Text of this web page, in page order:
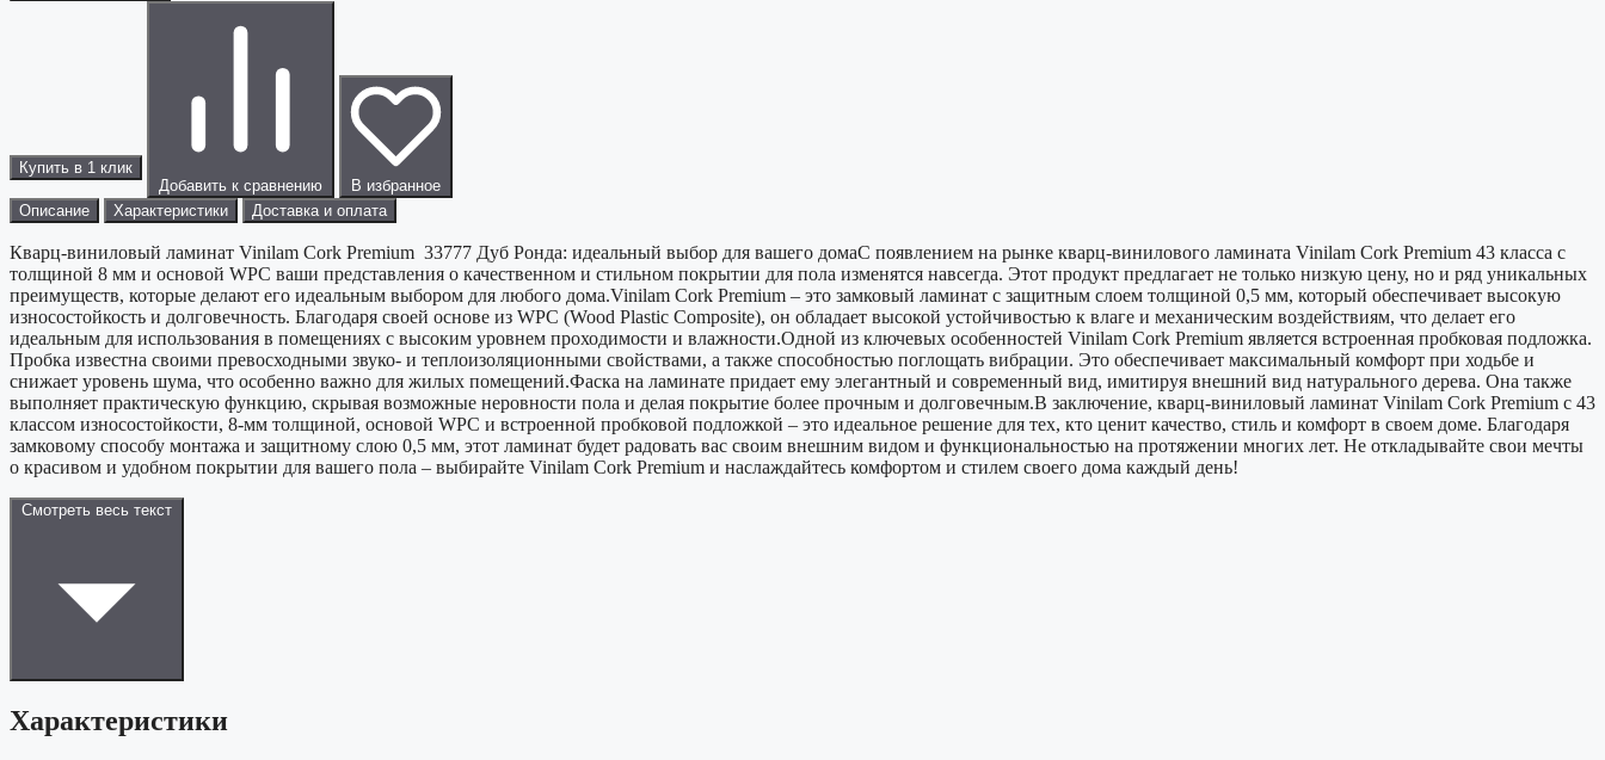
Купить в 1 клик
Добавить к сравнению
В избранное
Описание
Характеристики Доставка и оплата
Кварц-виниловый ламинат Vinilam Cork Premium 33777 Дуб Ронда: идеальный выбор для вашего домаС появлением на рынке кварц-винилового ламината Vinilam Cork Premium 43 класса с
толщиной 8 мм и основой WPC ваши представления о качественном и стильном покрытии для пола изменятся навсегда. Этот продукт предлагает не только низкую цену, но и ряд уникальных
преимуществ, которые делают его идеальным выбором для любого дома.Vinilam Cork Premium – это замковый ламинат с защитным слоем толщиной 0,5 мм, который обеспечивает высокую
износостойкость и долговечность. Благодаря своей основе из WPC (Wood Plastic Composite), он обладает высокой устойчивостью к влаге и механическим воздействиям, что делает его
идеальным для использования в помещениях с высоким уровнем проходимости и влажности.Одной из ключевых особенностей Vinilam Cork Premium является встроенная пробковая подложка.
Пробка известна своими превосходными звуко- и теплоизоляционными свойствами, а также способностью поглощать вибрации. Это обеспечивает максимальный комфорт при ходьбе и
снижает уровень шума, что особенно важно для жилых помещений.Фаска на ламинате придает ему элегантный и современный вид, имитируя внешний вид натурального дерева. Она также
выполняет практическую функцию, скрывая возможные неровности пола и делая покрытие более прочным и долговечным.В заключение, кварц-виниловый ламинат Vinilam Cork Premium с 43
классом износостойкости, 8-мм толщиной, основой WPC и встроенной пробковой подложкой – это идеальное решение для тех, кто ценит качество, стиль и комфорт в своем доме. Благодаря
замковому способу монтажа и защитному слою 0,5 мм, этот ламинат будет радовать вас своим внешним видом и функциональностью на протяжении многих лет. Не откладывайте свои мечты
о красивом и удобном покрытии для вашего пола – выбирайте Vinilam Cork Premium и наслаждайтесь комфортом и стилем своего дома каждый день!
Смотреть весь текст
Характеристики